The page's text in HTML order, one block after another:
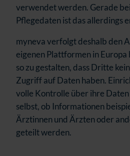
verwendet werden. Gerade
Pflegedaten ist das allerdings
myneva verfolgt deshalb den
eigenen Plattformen in
so zu gestalten, dass Dritte
Zugriff auf Daten haben.
volle Kontrolle über ihre
selbst, ob Informationen
Ärztinnen und Ärzten oder
geteilt werden.